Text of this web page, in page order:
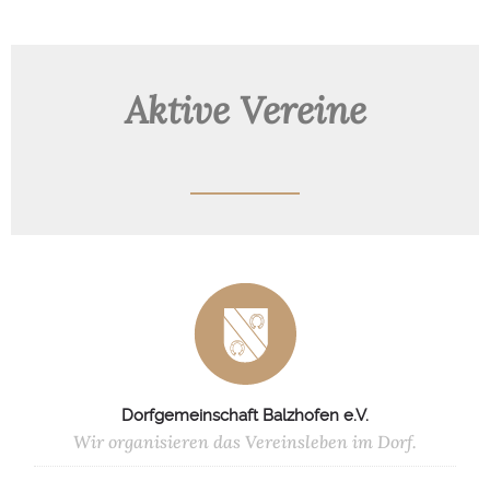
Aktive Vereine
Dorfgemeinschaft Balzhofen e.V.
Wir organisieren das Vereinsleben im Dorf.